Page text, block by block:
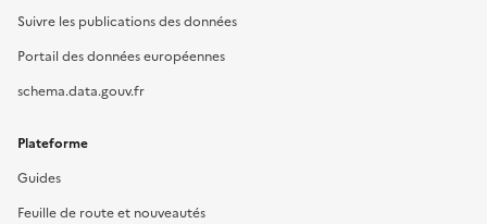
Suivre les publications des données
Portail des données européennes
schema.data.gouv.fr
Plateforme
Guides
Feuille de route et nouveautés